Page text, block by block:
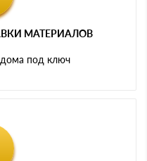
МАТЕРИАЛОВ
дома под ключ